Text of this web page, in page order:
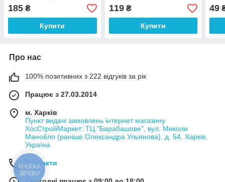
185 ₴
Купити
119₴
Купити
49
Про нас
100% позитивних з 222 відгуків за рік
Працює з 27.03.2014
м. Харків
Пункт видачі замовлень інтернет магазину
ХосСтройМаркет: ТЦ "Барабашове", вул. Миколи
Манойло (раніше Олександра Ульянова), д. 54, Харків,
Україна
Контакти
КНОПКА
ЗВ'ЯЗКУ